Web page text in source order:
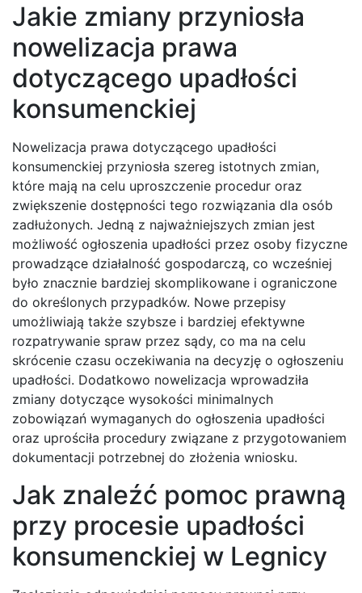
Jakie zmiany przyniosła
nowelizacja prawa
dotyczącego upadłości
konsumenckiej
Nowelizacja prawa dotyczącego upadłości
konsumenckiej przyniosła szereg istotnych zmian,
które mają na celu uproszczenie procedur oraz
zwiększenie dostępności tego rozwiązania dla osób
zadłużonych. Jedną z najważniejszych zmian jest
możliwość ogłoszenia upadłości przez osoby fizyczne
prowadzące działalność gospodarczą, co wcześniej
było znacznie bardziej skomplikowane i ograniczone
do określonych przypadków. Nowe przepisy
umożliwiają także szybsze i bardziej efektywne
rozpatrywanie spraw przez sądy, co ma na celu
skrócenie czasu oczekiwania na decyzję o ogłoszeniu
upadłości. Dodatkowo nowelizacja wprowadziła
zmiany dotyczące wysokości minimalnych
zobowiązań wymaganych do ogłoszenia upadłości
oraz uprościła procedury związane z przygotowaniem
dokumentacji potrzebnej do złożenia wniosku.
Jak znaleźć pomoc prawną
przy procesie upadłości
konsumenckiej w Legnicy